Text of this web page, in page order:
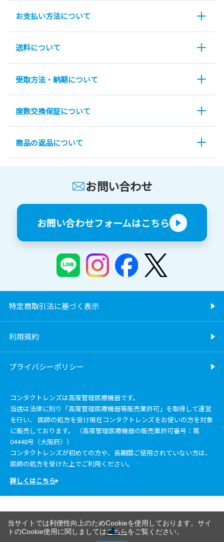
お支払い方法について
送料について
受取方法・納期について
度数交換保証について
商品の返品について
お問い合わせ
お問い合わせフォームはこちら
特定商取引法に基づく表示
利用規約
プライバシーポリシー
コンタクトレンズは高度管理医療機器です。
当店は法律に則り「高度管理医療機器等販売業許可」を取得して運営
を行い、 医師の処方を受け現在コンタクトレンズをお使いの方を対象
に販売しております。 （高度管理医療機器の販売業許可番号：第
04448号〈大阪府〉）
コンタクトレンズが初めての方や、長期間ご使用されていない方は、
医師の処方を受けた上でご利用ください。
詳しくはこちら
当サイトでは利便性向上のためCookieを使用しております。サイ
トのCookie使用に関しましてはこちらをご覧ください。